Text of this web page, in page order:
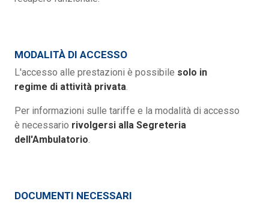
MODALITÀ DI ACCESSO
L'accesso alle prestazioni è possibile solo in
regime di attività privata.
Per informazioni sulle tariffe e la modalità di accesso
è necessario rivolgersi alla Segreteria
dell'Ambulatorio.
DOCUMENTI NECESSARI